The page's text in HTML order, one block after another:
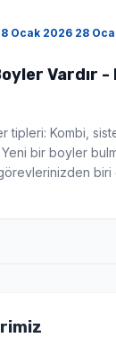
Ocak 2026 28
Vardır
tipleri: Kombi,
bir boyler
biri